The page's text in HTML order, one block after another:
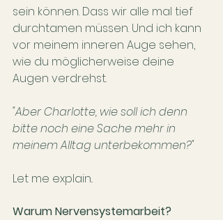
sein können. Dass wir alle mal tief
durchtamen müssen. Und ich kann
vor meinem inneren Auge sehen,
wie du möglicherweise deine
Augen verdrehst.
"Aber Charlotte, wie soll ich denn
bitte noch eine Sache mehr in
meinem Alltag unterbekommen?"
Let me explain..
Warum Nervensystemarbeit?